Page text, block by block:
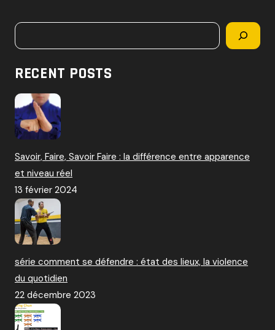
r
Rechercher
RECENT POSTS
Savoir, Faire, Savoir Faire : la différence entre apparence
et niveau réel
13 février 2024
série comment se défendre : état des lieux, la violence
du quotidien
22 décembre 2023